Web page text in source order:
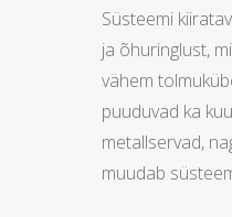
Süsteemi
ja õhuringlust,
vähem
puuduvad ka
metallservad,
muudab